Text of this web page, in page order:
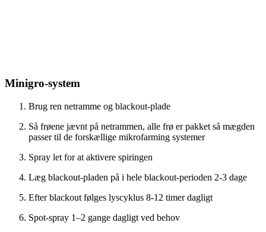
Minigro-system
Brug ren netramme og blackout-plade
Så frøene jævnt på netrammen, alle frø er pakket så mægden
passer til de forskællige mikrofarming systemer
Spray let for at aktivere spiringen
Læg blackout-pladen på i hele blackout-perioden 2-3 dage
Efter blackout følges lyscyklus 8-12 timer dagligt
Spot-spray 1–2 gange dagligt ved behov